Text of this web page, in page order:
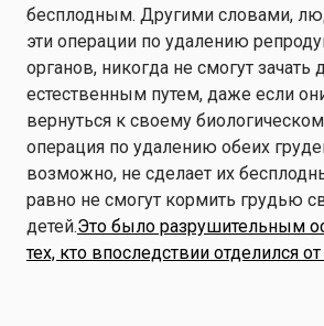
бесплодным. Другими словами,
эти операции по удалению
органов, никогда не смогут зачать
естественным путем, даже если
вернуться к своему
операция по удалению обеих
возможно, не сделает их
равно не смогут кормить грудью
детей.Это было разрушительным
тех, кто впоследствии отделился